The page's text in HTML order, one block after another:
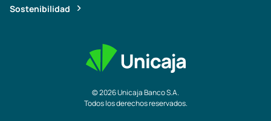
© 2026 Unicaja Banco S.A.
Todos los derechos reservados.
Sostenibilidad